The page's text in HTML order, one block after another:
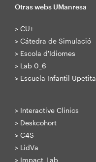
Otras webs UManresa
> CU+
> Cátedra de Simulació
> Escola d'Idiomes
> Lab 0_6
> Escuela Infantil Upetita
> Interactive Clinics
> Deskcohort
> C4S
> LidVa
> Impact_Lab